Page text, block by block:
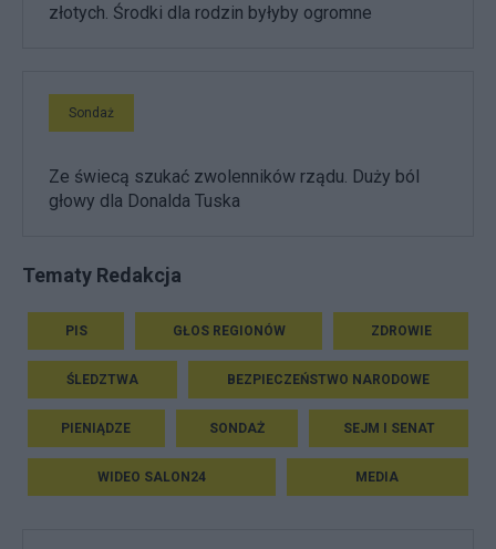
złotych. Środki dla rodzin byłyby ogromne
Sondaż
Ze świecą szukać zwolenników rządu. Duży ból
głowy dla Donalda Tuska
Tematy Redakcja
PIS GŁOS REGIONÓW ZDROWIE
ŚLEDZTWA BEZPIECZEŃSTWO NARODOWE
PIENIĄDZE SONDAŻ SEJM I SENAT
WIDEO SALON24 MEDIA